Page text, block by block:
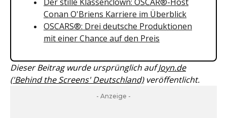
Conan O'Briens Karriere im Überblick
OSCARS®: Drei deutsche Produktionen
mit einer Chance auf den Preis
Dieser Beitrag wurde ursprünglich aufJoyn.de
('Behind the Screens' Deutschland)veröffentlicht.
- Anzeige -